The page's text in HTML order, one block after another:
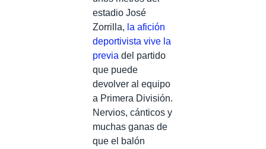
estadio José
Zorrilla, la afición
deportivista vive la
previa del partido
que puede
devolver al equipo
a Primera División.
Nervios, cánticos y
muchas ganas de
que el balón